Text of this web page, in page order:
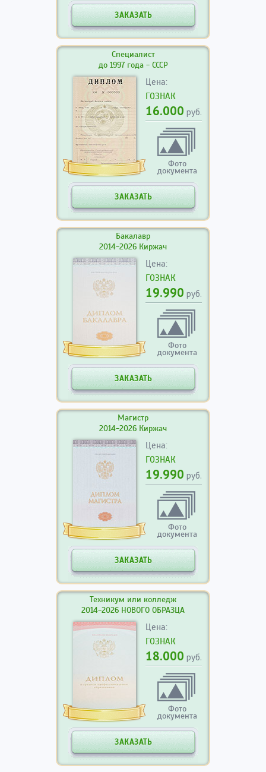
ЗАКАЗАТЬ
Специалист
до 1997 года - СССР
Цена:
ГОЗНАК
16.000 руб.
Фото
документа
ЗАКАЗАТЬ
Бакалавр
2014-2026 Киржач
Цена:
ГОЗНАК
19.990 руб.
Фото
документа
ЗАКАЗАТЬ
Магистр
2014-2026 Киржач
Цена:
ГОЗНАК
19.990 руб.
Фото
документа
ЗАКАЗАТЬ
Техникум или колледж
2014-2026 НОВОГО ОБРАЗЦА
Цена:
ГОЗНАК
18.000 руб.
Фото
документа
ЗАКАЗАТЬ